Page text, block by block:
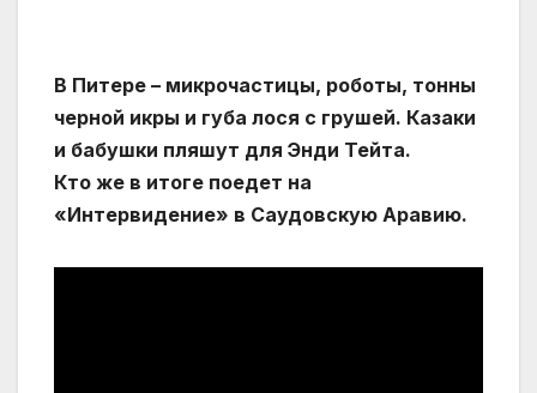
В Питере – микрочастицы, роботы, тонны
черной икры и губа лося с грушей. Казаки
и бабушки пляшут для Энди Тейта.
Кто же в итоге поедет на
«Интервидение» в Саудовскую Аравию.